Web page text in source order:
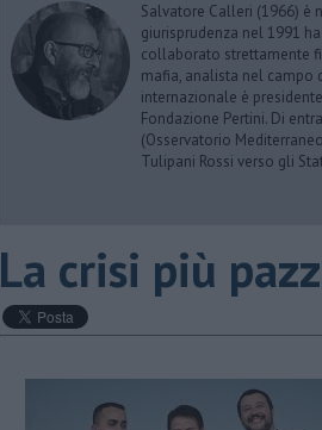
Salvatore Calleri (1966) è
giurisprudenza nel 1991
collaborato strettamente
mafia, analista nel campo
internazionale è
Fondazione Pertini. Di
(Osservatorio
Tulipani Rossi verso gli
La crisi più